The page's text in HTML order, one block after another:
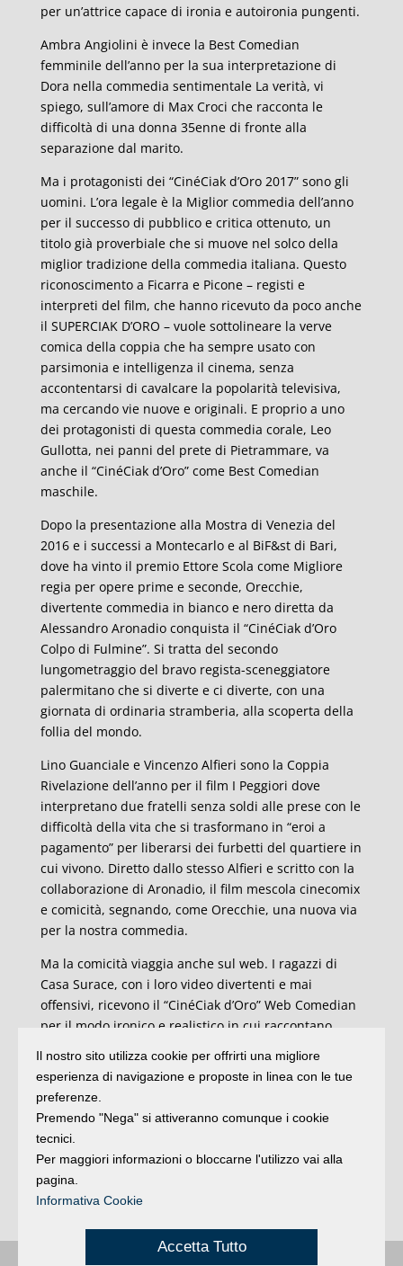
per un’attrice capace di ironia e autoironia pungenti.
Ambra Angiolini è invece la Best Comedian
femminile dell’anno per la sua interpretazione di
Dora nella commedia sentimentale La verità, vi
spiego, sull’amore di Max Croci che racconta le
difficoltà di una donna 35enne di fronte alla
separazione dal marito.
Ma i protagonisti dei “CinéCiak d’Oro 2017” sono gli
uomini. L’ora legale è la Miglior commedia dell’anno
per il successo di pubblico e critica ottenuto, un
titolo già proverbiale che si muove nel solco della
miglior tradizione della commedia italiana. Questo
riconoscimento a Ficarra e Picone – registi e
interpreti del film, che hanno ricevuto da poco anche
il SUPERCIAK D’ORO – vuole sottolineare la verve
comica della coppia che ha sempre usato con
parsimonia e intelligenza il cinema, senza
accontentarsi di cavalcare la popolarità televisiva,
ma cercando vie nuove e originali. E proprio a uno
dei protagonisti di questa commedia corale, Leo
Gullotta, nei panni del prete di Pietrammare, va
anche il “CinéCiak d’Oro” come Best Comedian
maschile.
Dopo la presentazione alla Mostra di Venezia del
2016 e i successi a Montecarlo e al BiF&st di Bari,
dove ha vinto il premio Ettore Scola come Migliore
regia per opere prime e seconde, Orecchie,
divertente commedia in bianco e nero diretta da
Alessandro Aronadio conquista il “CinéCiak d’Oro
Colpo di Fulmine”. Si tratta del secondo
lungometraggio del bravo regista-sceneggiatore
palermitano che si diverte e ci diverte, con una
giornata di ordinaria stramberia, alla scoperta della
follia del mondo.
Lino Guanciale e Vincenzo Alfieri sono la Coppia
Rivelazione dell’anno per il film I Peggiori dove
interpretano due fratelli senza soldi alle prese con le
difficoltà della vita che si trasformano in “eroi a
pagamento” per liberarsi dei furbetti del quartiere in
cui vivono. Diretto dallo stesso Alfieri e scritto con la
collaborazione di Aronadio, il film mescola cinecomix
e comicità, segnando, come Orecchie, una nuova via
per la nostra commedia.
Ma la comicità viaggia anche sul web. I ragazzi di
Casa Surace, con i loro video divertenti e mai
offensivi, ricevono il “CinéCiak d’Oro” Web Comedian
per il modo ironico e realistico in cui raccontano
non solo Nord e Sud, ma anche Italia ed estero. Fra i
video più famosi quello in cui spiegavano agli
ketchup e senza far bollire l’acqua, come si
Nel corso della serata-evento il direttore Piera
Detassis converserà sul palco con i protagonisti.
Il nostro sito utilizza cookie per offrirti una migliore
esperienza di navigazione e proposte in linea con le tue
preferenze.
Premendo "Nega" si attiveranno comunque i cookie
tecnici.
Per maggiori informazioni o bloccarne l'utilizzo vai alla
pagina.
Informativa Cookie
Accetta Tutto